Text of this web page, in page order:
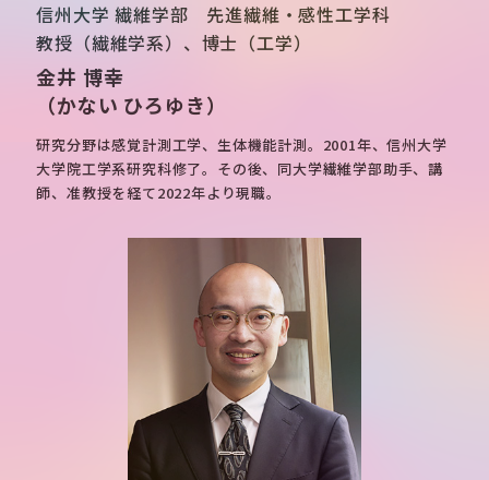
信州大学 繊維学部 先進繊維・感性工学科
教授（繊維学系）、博士（工学）
金井 博幸
（かない ひろゆき）
研究分野は感覚計測工学、生体機能計測。2001年、信州大学
大学院工学系研究科修了。その後、同大学繊維学部助手、講
師、准教授を経て2022年より現職。